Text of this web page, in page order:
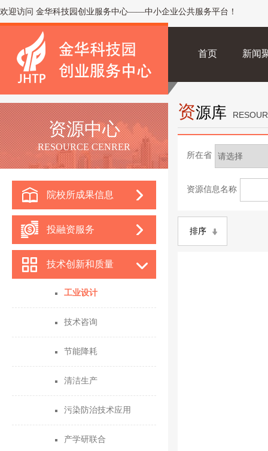
欢迎访问 金华科技园创业服务中心——中小企业公共服务平台！
首页 新闻
资源中心
RESOURCE CENRER
院校所成果信息
投融资服务
技术创新和质量
工业设计
技术咨询
节能降耗
清洁生产
污染防治技术应用
产学研联合
资源库
所在省
资源信息名称
排序